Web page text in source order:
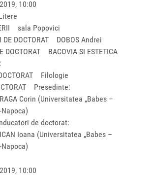
10:00
sala Popovici
DE DOCTORAT DOBOS Andrei
DOCTORAT BACOVIA SI ESTETICA
Filologie
Presedinte:
Corin (Universitatea „Babes –
de doctorat:
Ioana (Universitatea „Babes –
10:00